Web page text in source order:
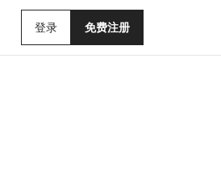
登录 免费注册